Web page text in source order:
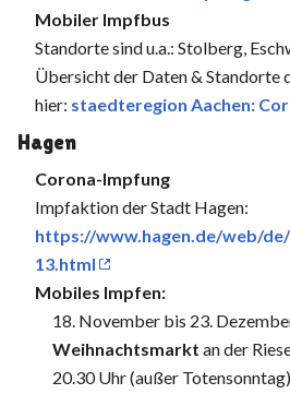
Mobiler Impfbus
Standorte sind u.a.: Stolberg,
Übersicht der Daten & Standorte
hier: staedteregion Aachen:
Hagen
Corona-Impfung
Impfaktion der Stadt Hagen:
https://www.hagen.de/web/
13.html
Mobiles Impfen:
18. November bis 23.
Weihnachtsmarkt an der
20.30 Uhr (außer